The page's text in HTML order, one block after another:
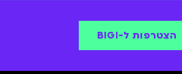
הצטרפות ל-BIGI